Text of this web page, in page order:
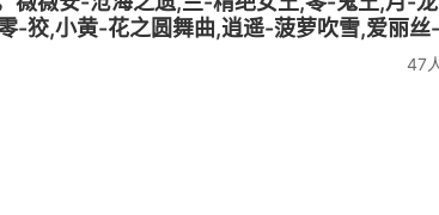
-狡,小黄-花之圆舞曲,逍遥-菠萝吹雪,爱丽丝
47